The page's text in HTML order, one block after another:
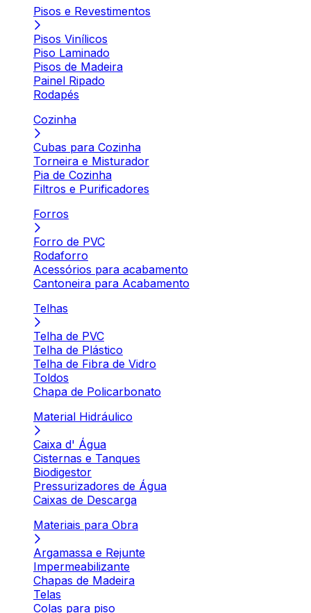
Pisos e Revestimentos
Pisos Vinílicos
Piso Laminado
Pisos de Madeira
Painel Ripado
Rodapés
Cozinha
Cubas para Cozinha
Torneira e Misturador
Pia de Cozinha
Filtros e Purificadores
Forros
Forro de PVC
Rodaforro
Acessórios para acabamento
Cantoneira para Acabamento
Telhas
Telha de PVC
Telha de Plástico
Telha de Fibra de Vidro
Toldos
Chapa de Policarbonato
Material Hidráulico
Caixa d' Água
Cisternas e Tanques
Biodigestor
Pressurizadores de Água
Caixas de Descarga
Materiais para Obra
Argamassa e Rejunte
Impermeabilizante
Chapas de Madeira
Telas
Colas para piso